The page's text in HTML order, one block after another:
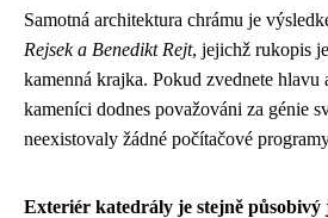
Samotná architektura chrámu je
Rejsek a Benedikt Rejt, jejichž rukopis
kamenná krajka. Pokud zvednete
kameníci dodnes považováni za génie
neexistovaly žádné počítačové
Exteriér katedrály je stejně